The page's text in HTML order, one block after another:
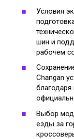
Условия
шин и
рабочем
Changan
Выбор
езды за